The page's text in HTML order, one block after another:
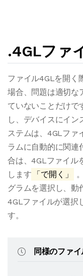
.4GLファ
ファイル4GLを開く
場合、問題は適切な
ていないことだけで
し、デバイスにイン
ステムは、4GLファ
ラムに自動的に関連
合は、4GLファイル
します
「で開く」
グラムを選択し、動
4GLファイルが選択
す。
同様のファイ